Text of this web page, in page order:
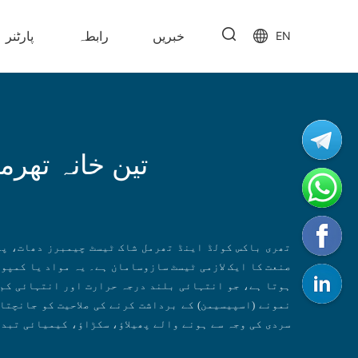
پارٹنر رابطہ خبریں EN
تین خانہ
تھری باکس کولڈ اینڈ تھرمل شاک ٹیسٹ چیمبرز دھات،
صنعت کا ایک لازمی ٹیسٹ سازوسامان ہے۔ یہ مواد یا
ہوتا ہے، جو انتہائی بلند درجہ حرارت اور انتہائی
نمونے (اسپیسیمن) کے برداشت کرنے کی صلاحیت کو
سردی کی وجہ سے ہونے والے پھیلاؤ، سکڑاؤ، کیمیائی